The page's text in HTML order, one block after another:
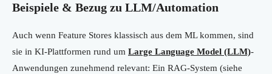
Beispiele & Bezug zu LLM/Automation
Auch wenn Feature Stores klassisch aus dem ML kommen, sind
sie in KI-Plattformen rund um Large Language Model (LLM)-
Anwendungen zunehmend relevant: Ein RAG-System (siehe